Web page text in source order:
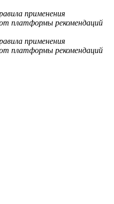
применения
платформы рекомендаций
применения
платформы рекомендаций